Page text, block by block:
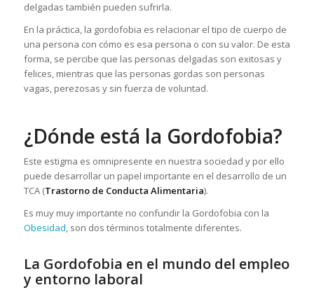
delgadas también pueden sufrirla.
En la práctica, la gordofobia es relacionar el tipo de cuerpo de
una persona con cómo es esa persona o con su valor. De esta
forma, se percibe que las personas delgadas son exitosas y
felices, mientras que las personas gordas son personas
vagas, perezosas y sin fuerza de voluntad.
¿Dónde está la Gordofobia?
Este estigma es omnipresente en nuestra sociedad y por ello
puede desarrollar un papel importante en el desarrollo de un
TCA (Trastorno de Conducta Alimentaria).
Es muy muy importante no confundir la Gordofobia con la
Obesidad, son dos términos totalmente diferentes.
La Gordofobia en el mundo del empleo
y entorno laboral